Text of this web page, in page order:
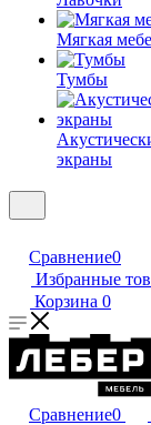
Мягкая
Тумбы
экраны
Сравнение0
Избранные
Корзина 0
Сравнение0